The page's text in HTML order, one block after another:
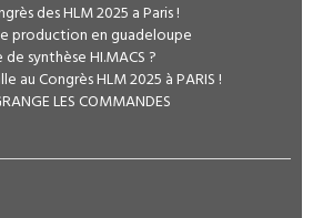
des HLM 2025 a Paris !
production en guadeloupe
synthèse HI.MACS ?
au Congrès HLM 2025 à PARIS !
LES COMMANDES